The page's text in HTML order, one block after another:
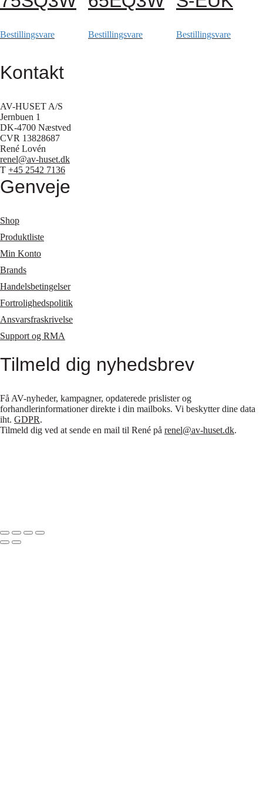
Bestillingsvare Bestillingsvare Bestillingsvare
Kontakt
AV-HUSET A/S
Jernbuen 1
DK-4700 Næstved
CVR 13828687
René Lovén
renel@av-huset.dk
T +45 2542 7136
Genveje
Shop
Produktliste
Min Konto
Brands
Handelsbetingelser
Fortrolighedspolitik
Ansvarsfraskrivelse
Support og RMA
Tilmeld dig nyhedsbrev
Få AV-nyheder, kampagner, opdaterede prislister og
forhandlerinformationer direkte i din mailboks. Vi beskytter dine data
iht. GDPR.
Tilmeld dig ved at sende en mail til René på renel@av-huset.dk.